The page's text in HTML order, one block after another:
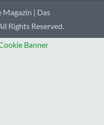
| Das
Rights Reserved.
Banner